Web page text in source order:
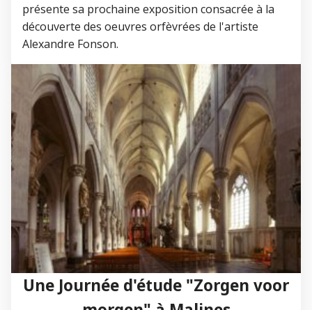
présente sa prochaine exposition consacrée à la
découverte des oeuvres orfèvrées de l'artiste
Alexandre Fonson.
Une Journée d'étude "Zorgen voor